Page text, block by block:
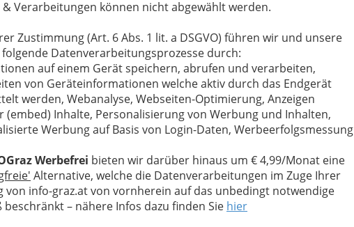
& Verarbeitungen können nicht abgewählt werden.
Zustimmung (Art. 6 Abs. 1 lit. a DSGVO) führen wir und unsere
Datenverarbeitungsprozesse durch:
auf einem Gerät speichern, abrufen und verarbeiten,
von Geräteinformationen welche aktiv durch das Endgerät
werden, Webanalyse, Webseiten-Optimierung, Anzeigen
(embed) Inhalte, Personalisierung von Werbung und Inhalten,
Werbung auf Basis von Login-Daten, Werbeerfolgsmessung
Werbefrei bieten wir darüber hinaus um € 4,99/Monat eine
Alternative, welche die Datenverarbeitungen im Zuge Ihrer
von info-graz.at von vornherein auf das unbedingt notwendige
beschränkt – nähere Infos dazu finden Sie hier